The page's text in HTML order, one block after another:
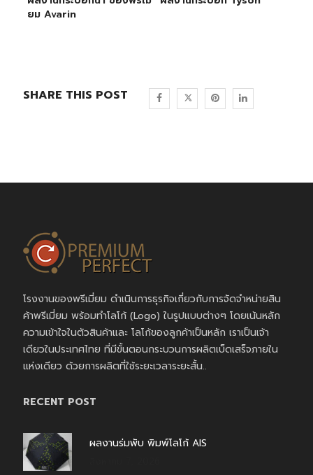
ยม Avarin
SHARE THIS POST
โรงงานของพรีเมี่ยม ดำเนินการธุรกิจเกี่ยวกับการจัดจำหน่ายสิน
ค้าพรีเมี่ยม พร้อมทำโลโก้ (Logo) ในรูปแบบต่างๆ โดยเน้นหลัก
ความเข้าใจในตัวสินค้าและ โลโก้ของลูกค้าเป็นหลัก เราเป็นเจ้า
เดียวในประเทศไทย ที่มีขั้นตอนกระบวนการผลิตเบ็ดเสร็จภายใน
แห่งเดียว ด้วยการผลิตที่ใช้ระยะเวลาระยะสั้น..
RECENT POST
ผลงานร่มพับ พิมพ์โลโก้ AIS